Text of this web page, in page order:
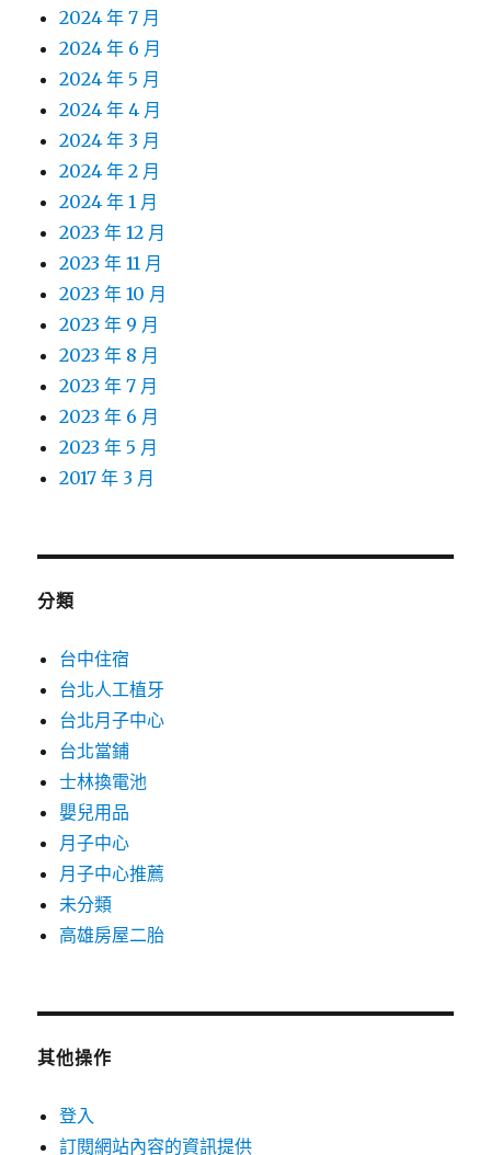
2024 年 7 月
2024 年 6 月
2024 年 5 月
2024 年 4 月
2024 年 3 月
2024 年 2 月
2024 年 1 月
2023 年 12 月
2023 年 11 月
2023 年 10 月
2023 年 9 月
2023 年 8 月
2023 年 7 月
2023 年 6 月
2023 年 5 月
2017 年 3 月
分類
台中住宿
台北人工植牙
台北月子中心
台北當鋪
士林換電池
嬰兒用品
月子中心
月子中心推薦
未分類
高雄房屋二胎
其他操作
登入
訂閱網站內容的資訊提供